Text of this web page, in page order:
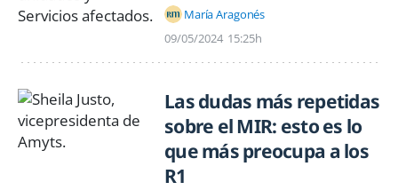
María Aragonés
09/05/2024 15:25h
Las dudas más repetidas
sobre el MIR: esto es lo
que más preocupa a los
R1